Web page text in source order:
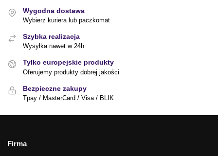
Wygodna dostawa
Wybierz kuriera lub paczkomat
Szybka realizacja
Wysyłka nawet w 24h
Tylko europejskie produkty
Oferujemy produkty dobrej jakości
Bezpieczne zakupy
Tpay / MasterCard / Visa / BLIK
Firma